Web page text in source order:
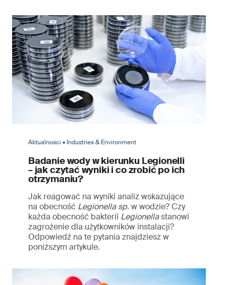
Aktualności • Industries & Environment
Badanie wody w kierunku Legionelli
– jak czytać wyniki i co zrobić po ich
otrzymaniu?
Jak reagować na wyniki analiz wskazujące
na obecność Legionella sp.w wodzie? Czy
każda obecność bakterii Legionellastanowi
zagrożenie dla użytkowników instalacji?
Odpowiedź na te pytania znajdziesz w
poniższym artykule.